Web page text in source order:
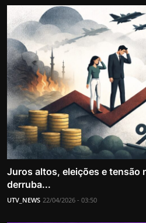
Juros altos, eleições e tensão
derruba...
UTV_NEWS 22/04/2026 - 03:50